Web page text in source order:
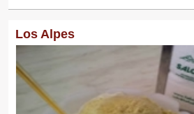
Los Alpes